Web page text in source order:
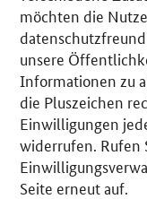
möchten die
unsere
Informationen zu
die Pluszeichen
Einwilligungen
widerrufen. Rufen
Seite erneut auf.